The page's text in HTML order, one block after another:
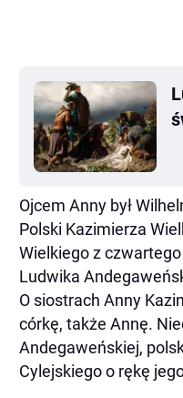
Ojcem Anny był
Polski Kazimierza
Wielkiego z
Ludwika
O siostrach Anny
córkę, także Annę.
Andegaweńskiej,
Cylejskiego o rękę